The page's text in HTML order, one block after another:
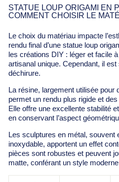
STATUE LOUP ORIGAMI EN
COMMENT CHOISIR LE
Le choix du matériau impacte
rendu final d’une statue loup
les créations DIY : léger et facile
artisanal unique. Cependant, il est
déchirure.
La résine, largement utilisée pour
permet un rendu plus rigide et
Elle offre une excellente stabilité
en conservant l’aspect
Les sculptures en métal, souvent
inoxydable, apportent un effet
pièces sont robustes et peuvent
matte, conférant un style